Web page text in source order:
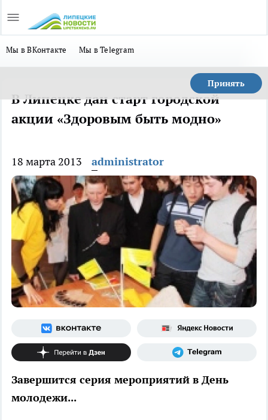
Мы в ВКонтакте Мы в Telegram
Принять
В Липецке дан старт городской
акции «Здоровым быть модно»
18 марта 2013 administrator
Завершится серия мероприятий в День
молодежи...